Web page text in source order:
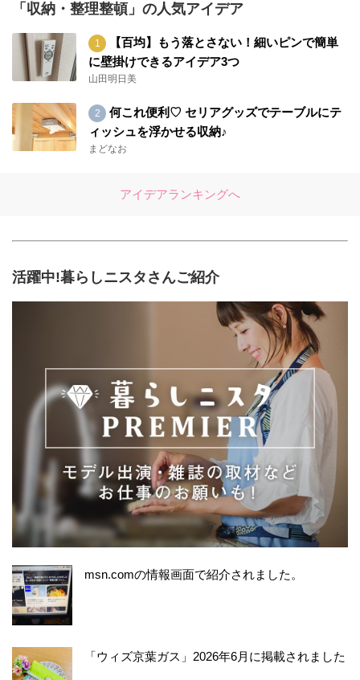
「収納・整理整頓」の人気アイデア
【百均】もう落とさない！細いピンで簡単
に壁掛けできるアイデア3つ
山田明日美
何これ便利♡ セリアグッズでテーブルにテ
ィッシュを浮かせる収納♪
まどなお
アイデアランキングへ
活躍中!暮らしニスタさんご紹介
msn.comの情報画面で紹介されました。
「ウィズ京葉ガス」2026年6月に掲載されました